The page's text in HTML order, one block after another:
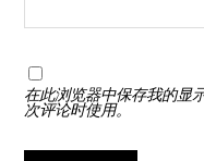
在此浏览器中保存我的显
次评论时使用。